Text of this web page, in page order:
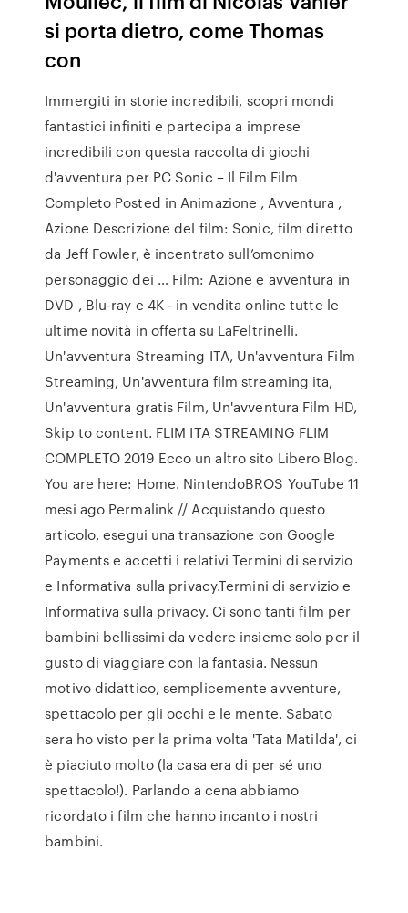
si porta dietro, come Thomas
con
Immergiti in storie incredibili, scopri mondi
fantastici infiniti e partecipa a imprese
incredibili con questa raccolta di giochi
d'avventura per PC Sonic – Il Film Film
Completo Posted in Animazione , Avventura ,
Azione Descrizione del film: Sonic, film diretto
da Jeff Fowler, è incentrato sull’omonimo
personaggio dei … Film: Azione e avventura in
DVD , Blu-ray e 4K - in vendita online tutte le
ultime novità in offerta su LaFeltrinelli.
Un'avventura Streaming ITA, Un'avventura Film
Streaming, Un'avventura film streaming ita,
Un'avventura gratis Film, Un'avventura Film HD,
Skip to content. FLIM ITA STREAMING FLIM
COMPLETO 2019 Ecco un altro sito Libero Blog.
You are here: Home. NintendoBROS YouTube 11
mesi ago Permalink // Acquistando questo
articolo, esegui una transazione con Google
Payments e accetti i relativi Termini di servizio
e Informativa sulla privacy.Termini di servizio e
Informativa sulla privacy. Ci sono tanti film per
bambini bellissimi da vedere insieme solo per il
gusto di viaggiare con la fantasia. Nessun
motivo didattico, semplicemente avventure,
spettacolo per gli occhi e le mente. Sabato
sera ho visto per la prima volta 'Tata Matilda', ci
è piaciuto molto (la casa era di per sé uno
spettacolo!). Parlando a cena abbiamo
ricordato i film che hanno incanto i nostri
bambini.